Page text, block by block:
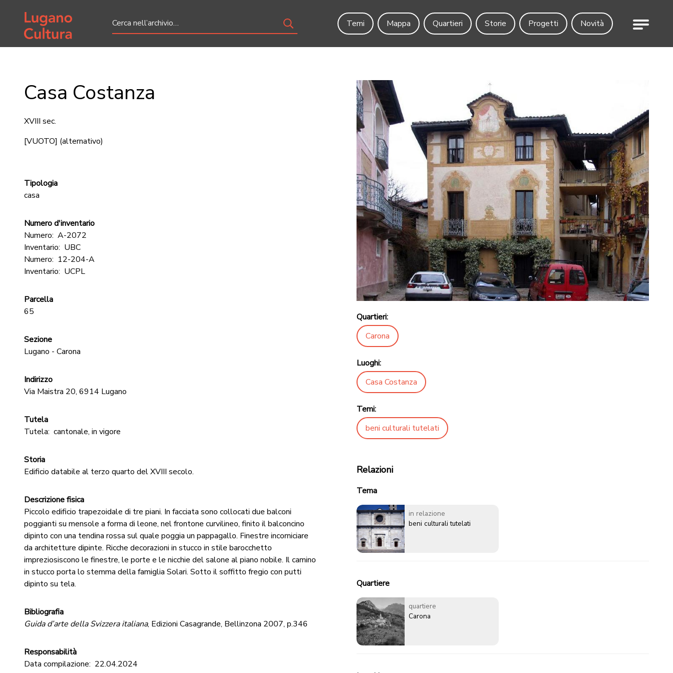
Home page
Temi
Mappa Quartieri Storie Progetti Novità Menu
Casa Costanza
XVIII sec.
[VUOTO] (alternativo)
Tipologia
casa
Numero d'inventario
Numero: A-2072
Inventario: UBC
Numero: 12-204-A
Inventario: UCPL
Parcella
65
Sezione
Lugano - Carona
Indirizzo
Via Maistra 20, 6914 Lugano
Tutela
Tutela: cantonale, in vigore
Storia
Edificio databile al terzo quarto del XVIII secolo.
Descrizione fisica
Piccolo edificio trapezoidale di tre piani. In facciata sono collocati due balconi
poggianti su mensole a forma di leone, nel frontone curvilineo, finito il balconcino
dipinto con una tendina rossa sul quale poggia un pappagallo. Finestre incorniciare
da architetture dipinte. Ricche decorazioni in stucco in stile barocchetto
impreziosiscono le finestre, le porte e le nicchie del salone al piano nobile. Il camino
in stucco porta lo stemma della famiglia Solari. Sotto il soffitto fregio con putti
dipinto su tela.
Bibliografia
Guida d’arte della Svizzera italiana, Edizioni Casagrande, Bellinzona 2007, p.346
Responsabilità
Data compilazione: 22.04.2024
Quartieri:
Carona
Luoghi:
Casa Costanza
Temi:
beni culturali tutelati
Relazioni
Tema
in relazione
beni culturali tutelati
Quartiere
quartiere
Carona